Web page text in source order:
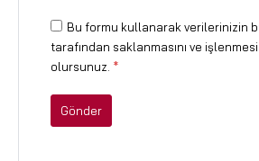
Bu formu kullanarak verilerinizin
tarafından saklanmasını ve
olursunuz. *